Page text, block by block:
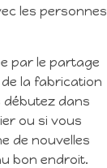
les personnes
par le partage
de la fabrication
débutez dans
ou si vous
de nouvelles
bon endroit.